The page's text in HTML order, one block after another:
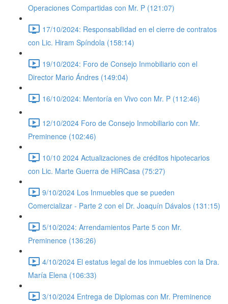
Operaciones Compartidas con Mr. P (121:07)
17/10/2024: Responsabilidad en el cierre de contratos
con Lic. Hiram Spíndola (158:14)
19/10/2024: Foro de Consejo Inmobiliario con el
Director Mario Ándres (149:04)
16/10/2024: Mentoría en Vivo con Mr. P (112:46)
12/10/2024 Foro de Consejo Inmobiliario con Mr.
Preminence (102:46)
10/10 2024 Actualizaciones de créditos hipotecarios
con Lic. Marte Guerra de HIRCasa (75:27)
9/10/2024 Los Inmuebles que se pueden
Comercializar - Parte 2 con el Dr. Joaquín Dávalos (131:15)
5/10/2024: Arrendamientos Parte 5 con Mr.
Preminence (136:26)
4/10/2024 El estatus legal de los inmuebles con la Dra.
María Elena (106:33)
3/10/2024 Entrega de Diplomas con Mr. Preminence